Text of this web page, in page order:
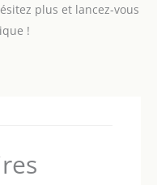
plus et lancez-vous
!